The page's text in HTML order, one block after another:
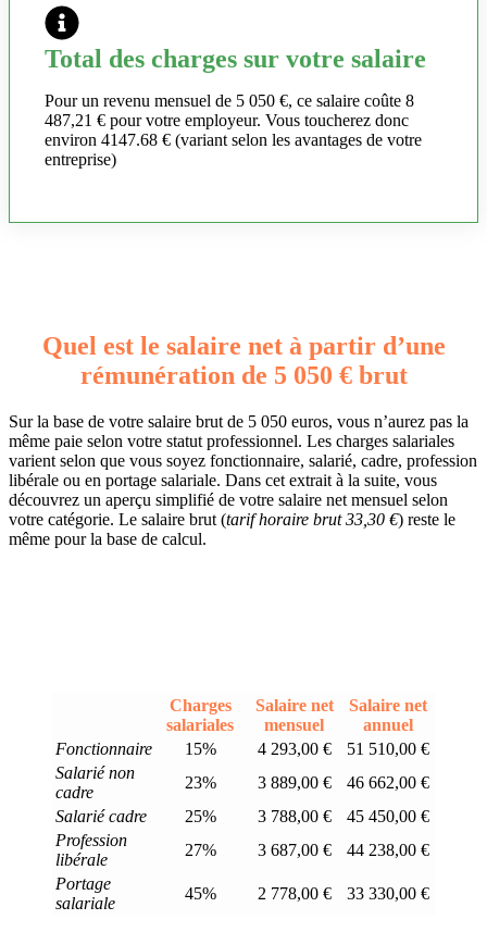
Total des charges sur votre salaire
Pour un revenu mensuel de 5 050 €, ce salaire coûte 8
487,21 € pour votre employeur. Vous toucherez donc
environ 4147.68 € (variant selon les avantages de votre
entreprise)
Quel est le salaire net à partir d’une
rémunération de 5 050 € brut
Sur la base de votre salaire brut de 5 050 euros, vous n’aurez pas la
même paie selon votre statut professionnel. Les charges salariales
varient selon que vous soyez fonctionnaire, salarié, cadre, profession
libérale ou en portage salariale. Dans cet extrait à la suite, vous
découvrez un aperçu simplifié de votre salaire net mensuel selon
votre catégorie. Le salaire brut (tarif horaire brut 33,30 €) reste le
même pour la base de calcul.
Charges
salariales
Salaire net
mensuel
Salaire net
annuel
Fonctionnaire
15% 4 293,00 €
51 510,00 €
Salarié non
cadre
23% 3 889,00 €
46 662,00 €
Salarié cadre
25% 3 788,00 €
45 450,00 €
Profession
libérale
27% 3 687,00 €
44 238,00 €
Portage
salariale
45% 2 778,00 € 33 330,00 €